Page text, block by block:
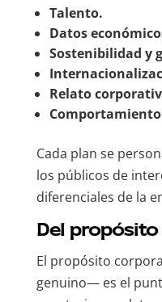
Talento.
Datos
Sostenibilidad y
Relato
Cada plan se
los públicos de
diferenciales de la
Del
El propósito
genuino— es el